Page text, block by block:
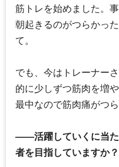
筋トレを始めました。
朝起きるのがつらかっ
て。
でも、今はトレーナー
的に少しずつ筋肉を増
最中なので筋肉痛がつら
――活躍していくに当た
者を目指していますか？